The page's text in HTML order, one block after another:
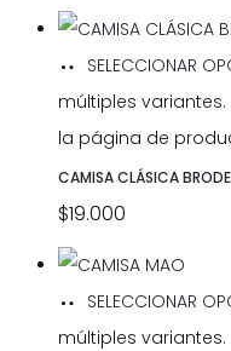
SELECCIONAR
múltiples
la página de
CAMISA CLÁSICA
$19.000
SELECCIONAR
múltiples